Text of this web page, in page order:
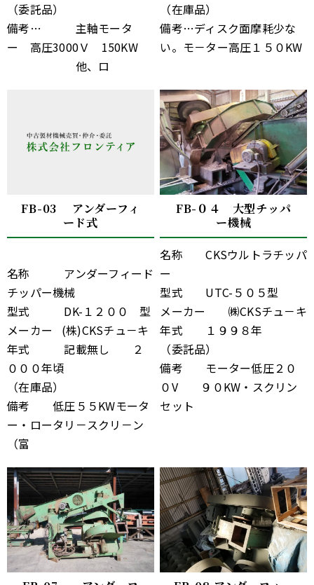
（委託品）
備考… 主軸モータ
ー 高圧3000Ｖ 150KW
他、ロ
（在庫品）
備考…ディスク面摩耗少な
い。モ－ター高圧１５０KW
FB-03 アンダーフィ
ード式
名称 アンダーフィード
チッパー機械
型式 DK-１２００ 型
メーカー (株)CKSチュ－キ
年式 記載無し ２
０００年頃
（在庫品）
備考 低圧５５KWモータ
ー・ロータリ－スクリ－ン
（富
FB-０４ 大型チッパ
ー機械
名称 CKSウルトラチッパ
ー
型式 UTC-５０５型
メーカー ㈱CKSチュ－キ
年式 １９９８年
（委託品）
備考 モーター低圧２０
０V ９０KW・スクリン
セット